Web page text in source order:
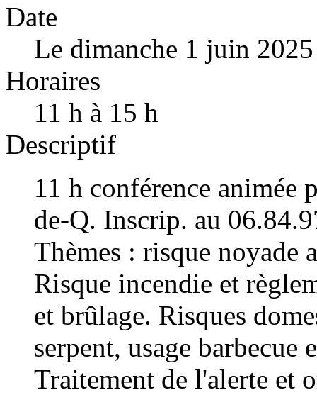
Date
Le dimanche 1 juin 2025
Horaires
11 h à 15 h
Descriptif
11 h conférence animée
de-Q. Inscrip. au
Thèmes : risque
Risque incendie et
et brûlage. Risques
serpent, usage barbecue
Traitement de l'alerte et